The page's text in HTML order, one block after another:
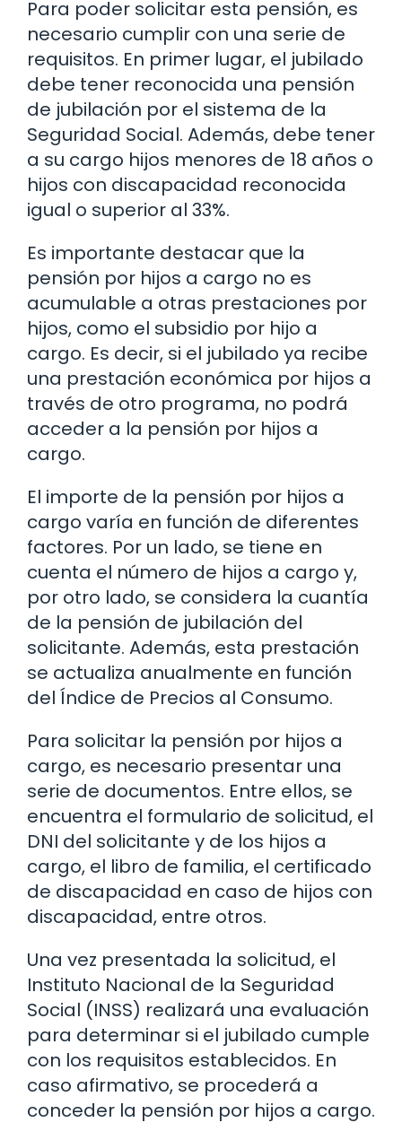
Para poder solicitar esta pensión, es
necesario cumplir con una serie de
requisitos. En primer lugar, el jubilado
debe tener reconocida una pensión
de jubilación por el sistema de la
Seguridad Social. Además, debe tener
a su cargo hijos menores de 18 años o
hijos con discapacidad reconocida
igual o superior al 33%.
Es importante destacar que la
pensión por hijos a cargo no es
acumulable a otras prestaciones por
hijos, como el subsidio por hijo a
cargo. Es decir, si el jubilado ya recibe
una prestación económica por hijos a
través de otro programa, no podrá
acceder a la pensión por hijos a
cargo.
El importe de la pensión por hijos a
cargo varía en función de diferentes
factores. Por un lado, se tiene en
cuenta el número de hijos a cargo y,
por otro lado, se considera la cuantía
de la pensión de jubilación del
solicitante. Además, esta prestación
se actualiza anualmente en función
del Índice de Precios al Consumo.
Para solicitar la pensión por hijos a
cargo, es necesario presentar una
serie de documentos. Entre ellos, se
encuentra el formulario de solicitud, el
DNI del solicitante y de los hijos a
cargo, el libro de familia, el certificado
de discapacidad en caso de hijos con
discapacidad, entre otros.
Una vez presentada la solicitud, el
Instituto Nacional de la Seguridad
Social (INSS) realizará una evaluación
para determinar si el jubilado cumple
con los requisitos establecidos. En
caso afirmativo, se procederá a
conceder la pensión por hijos a cargo.